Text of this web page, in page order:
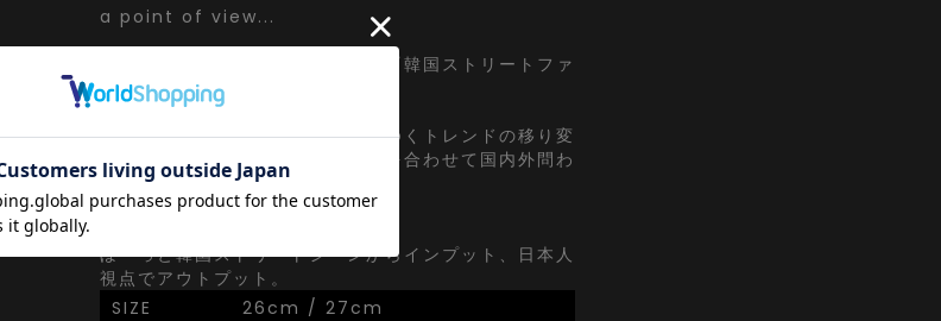
a point of view...
[日本人の視点]からセレクトする『韓国ストリートファ
ッション』がコンセプト。
韓国ストリートで日々更新されてゆくトレンドの移り変
わりを眺めながらぼんやりと視点を合わせて国内外問わ
ずにセレクト。
ぼーっと韓国ストリートシーンからインプット、日本人
視点でアウトプット。
SIZE
26cm / 27cm